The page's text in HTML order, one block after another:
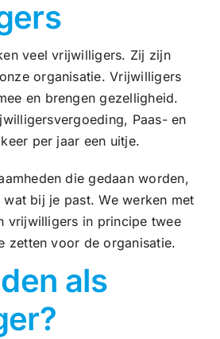
veel vrijwilligers. Zij zijn
organisatie. Vrijwilligers
en brengen gezelligheid.
Paas- en
per jaar een uitje.
die gedaan worden,
bij je past. We werken met
vrijwilligers in principe twee
zetten voor de organisatie.
als